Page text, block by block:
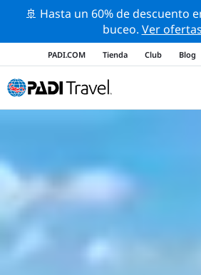
🚢 Hasta un 60% de descuento
buceo. Ver ofertas
PADI.COM Tienda Club Blog